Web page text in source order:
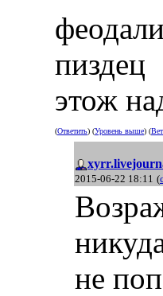
пиздец
этож
(Ответить) (Уровень выше) (
2015-06-22 18:11 (
не